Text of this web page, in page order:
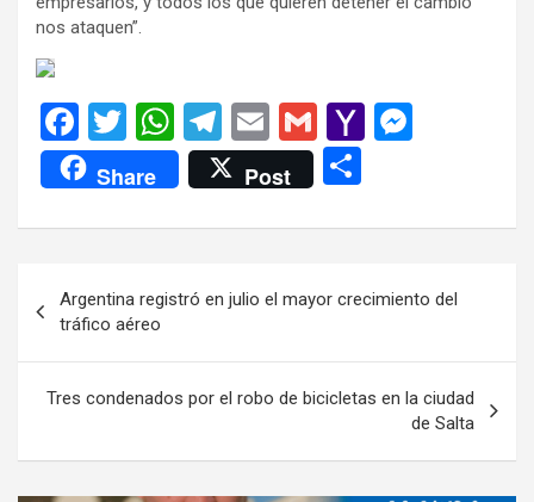
nos ataquen”.
F
a
ce
b
o
k
T
wi
tt
er
W
h
at
s
p
p
T
el
e
gr
m
E
m
ail
G
m
ail
Y
o
M
ail
n
er
Share Post
m
p
ar
tir
de
entradas
Argentina registró en julio el mayor crecimiento del
tráfico aéreo
Tres condenados por el robo de bicicletas en la ciudad
de Salta